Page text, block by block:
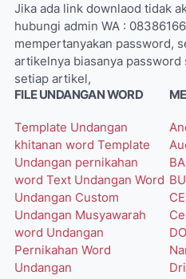
Jika ada link downlaod tidak
hubungi admin WA :
mempertanyakan password,
artikelnya biasanya password
setiap artikel,
FILE UNDANGAN WORD
Template Undangan
khitanan word Template
Undangan pernikahan
word Text Undangan Word
Undangan Custom
Undangan Musyawarah
word Undangan
Pernikahan Word
Undangan